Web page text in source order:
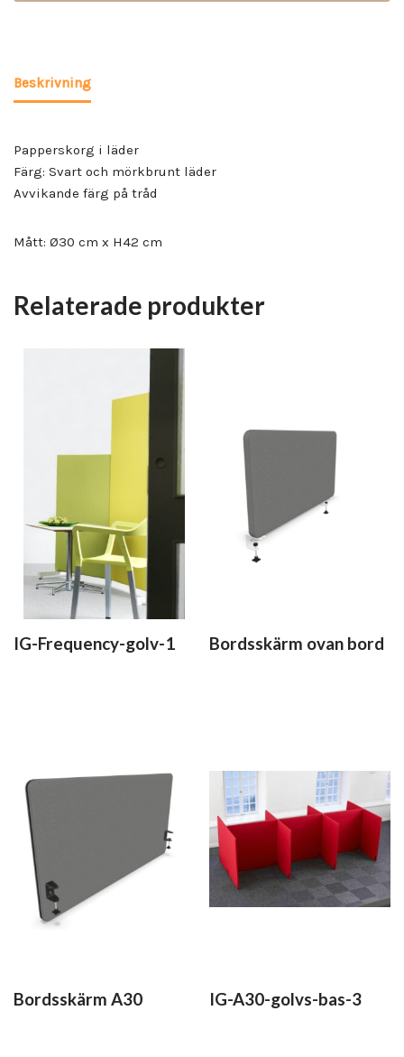
Beskrivning
Papperskorg i läder
Färg: Svart och mörkbrunt läder
Avvikande färg på tråd
Mått: Ø30 cm x H42 cm
Relaterade produkter
IG-Frequency-golv-1 Bordsskärm ovan bord
Bordsskärm A30 IG-A30-golvs-bas-3